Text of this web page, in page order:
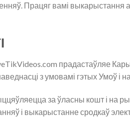
Працяг вамі выкарыстання
прадастаўляе
з умовамі гэтых Умоў і
за ўласны кошт і на
і выкарыстанне сродкаў